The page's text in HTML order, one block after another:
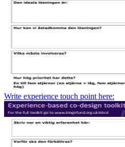
Write experience touch point here: